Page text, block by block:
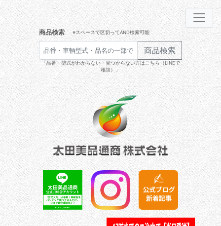
商品検索 ※スペースで区切ってAND検索可能
商品検索
「品番・型式がわからない・見つからない方はこちら（LINEで
相談）」